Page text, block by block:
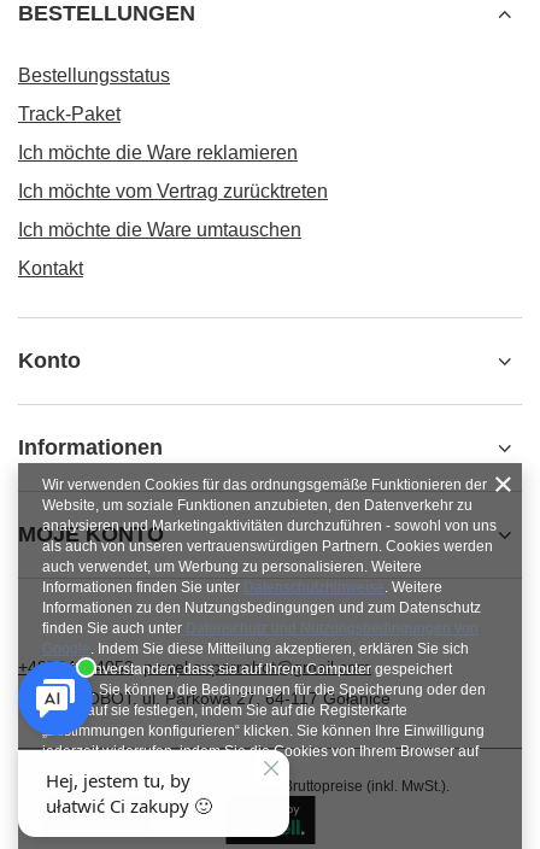
BESTELLUNGEN
Bestellungsstatus
Track-Paket
Ich möchte die Ware reklamieren
Ich möchte vom Vertrag zurücktreten
Ich möchte die Ware umtauschen
Kontakt
Konto
Informationen
MOJE KONTO
+48784454053 pawel.superrobot@gmail.com
SUPERROBOT,ul. Parkowa 27,64-117Gołanice
Im Shop präsentieren wir die Bruttopreise (inkl. MwSt.).
Wir verwenden Cookies für das ordnungsgemäße Funktionieren der
Website, um soziale Funktionen anzubieten, den Datenverkehr zu
analysieren und Marketingaktivitäten durchzuführen - sowohl von uns
als auch von unseren vertrauenswürdigen Partnern. Cookies werden
auch verwendet, um Werbung zu personalisieren. Weitere
Informationen finden Sie unter Datenschutzhinweise. Weitere
Informationen zu den Nutzungsbedingungen und zum Datenschutz
finden Sie auch unter Datenschutz und Nutzungsbedingungen von
Google. Indem Sie diese Mitteilung akzeptieren, erklären Sie sich
damit einverstanden, dass sie auf Ihrem Computer gespeichert
werden. Sie können die Bedingungen für die Speicherung oder den
Zugriff auf sie festlegen, indem Sie auf die Registerkarte
„Zustimmungen konfigurieren“ klicken. Sie können Ihre Einwilligung
jederzeit widerrufen, indem Sie die Cookies von Ihrem Browser auf
dem jeweiligen Endgerät löschen.
Schließen